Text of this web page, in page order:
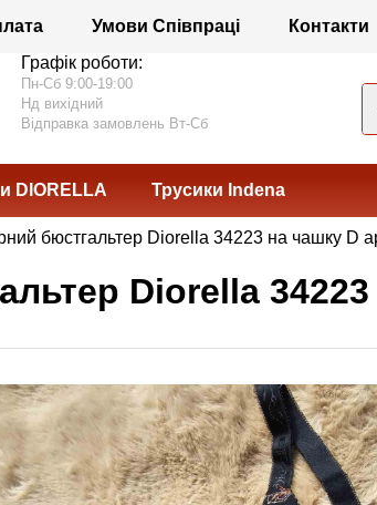
Умови Співпраці Контакти
Графік роботи:
Пн-Сб 9:00-19:00
Нд вихідний
Відправка замовлень Вт-Сб
DIORELLA Трусики Indena
бюстгальтер Diorella 34223 на чашку D
Diorella 34223